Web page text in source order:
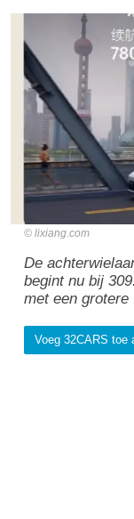
lixiang.com
De
begint nu bij
met een grotere
Voeg 32CARS toe